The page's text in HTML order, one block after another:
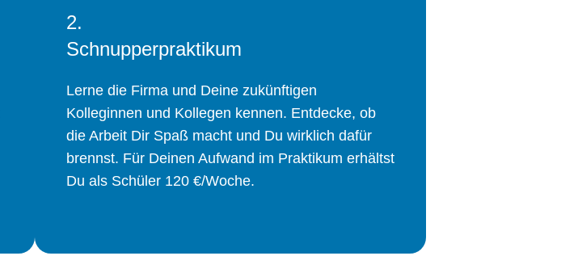
2.
Schnupperpraktikum
Lerne die Firma und Deine zukünftigen
Kolleginnen und Kollegen kennen. Entdecke, ob
die Arbeit Dir Spaß macht und Du wirklich dafür
brennst. Für Deinen Aufwand im Praktikum erhältst
Du als Schüler 120 €/Woche.